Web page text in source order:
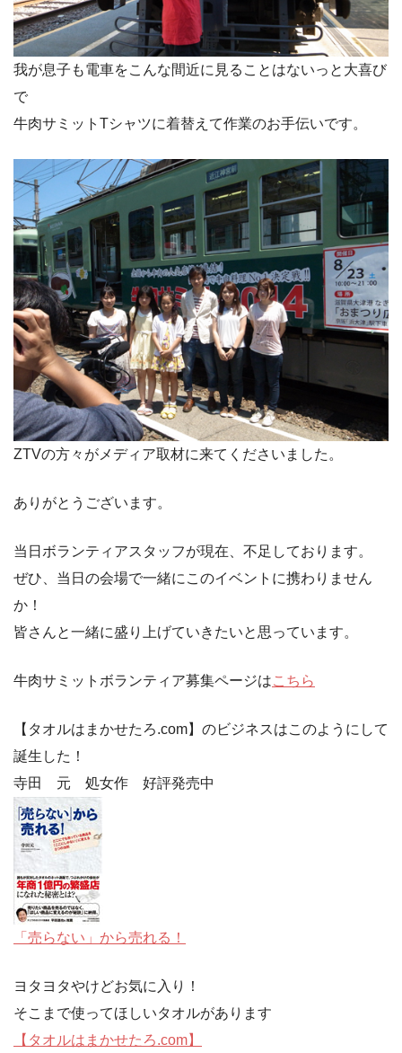
我が息子も電車をこんな間近に見ることはないっと大喜び
で
牛肉サミットTシャツに着替えて作業のお手伝いです。
ZTVの方々がメディア取材に来てくださいました。
ありがとうございます。
当日ボランティアスタッフが現在、不足しております。
ぜひ、当日の会場で一緒にこのイベントに携わりません
か！
皆さんと一緒に盛り上げていきたいと思っています。
牛肉サミットボランティア募集ページはこちら
【タオルはまかせたろ.com】のビジネスはこのようにして
誕生した！
寺田 元 処女作 好評発売中
「売らない」から売れる！
ヨタヨタやけどお気に入り！
そこまで使ってほしいタオルがあります
【タオルはまかせたろ.com】